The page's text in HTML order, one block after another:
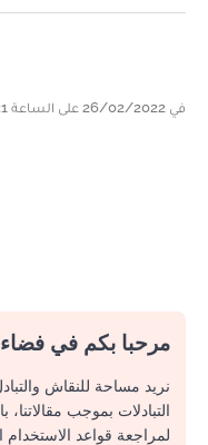
في 26/02/2022 على الساعة 19:21
مرحبا بكم في فضاء
نريد مساحة للنقاش
التبادلات بموجب
لمراجعة قواعد الاستخدام